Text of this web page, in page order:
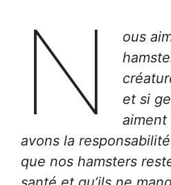
N
ous
et si
aiment
avons la
que nos hamsters